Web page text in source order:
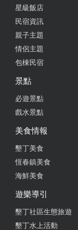
人說車況不
有趣好玩，
150公分以
注意安全，
星級飯店
民宿資訊
親子主題
情侶主題
包棟民宿
景點
必遊景點
戲水景點
美食情報
墾丁美食
恆春鎮美食
海鮮美食
遊樂導引
墾丁社區生態旅遊
墾丁水上活動